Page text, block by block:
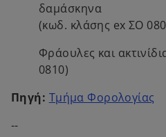
δαμάσκηνα
(κωδ. κλάσης ex ΣΟ
Φράουλες και
0810)
Πηγή: Τμήμα Φορολογίας
--